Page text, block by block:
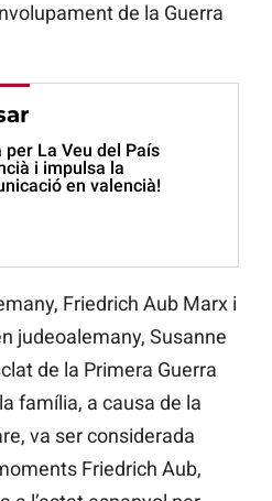
de la Guerra
per La Veu del País
i impulsa la
en valencià!
Friedrich Aub Marx i
judeoalemany, Susanne
de la Primera Guerra
família, a causa de la
va ser considerada
Friedrich Aub,